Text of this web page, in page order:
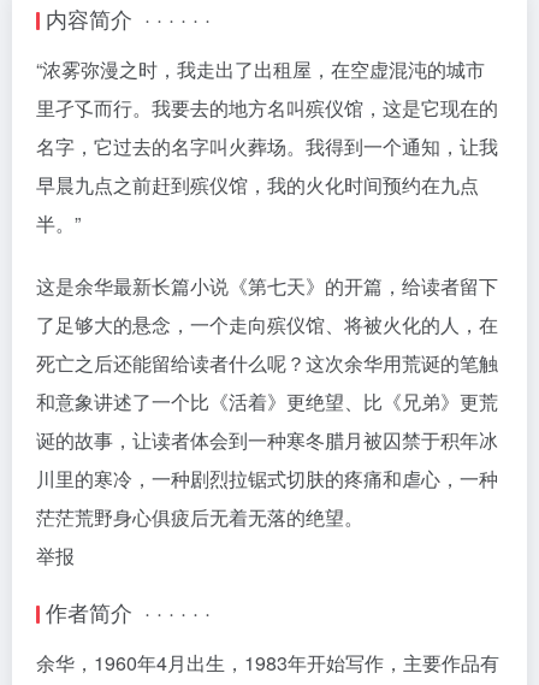
内容简介 · · · · · ·
“浓雾弥漫之时，我走出了出租屋，在空虚混沌的城市
里孑孓而行。我要去的地方名叫殡仪馆，这是它现在的
名字，它过去的名字叫火葬场。我得到一个通知，让我
早晨九点之前赶到殡仪馆，我的火化时间预约在九点
半。”
这是余华最新长篇小说《第七天》的开篇，给读者留下
了足够大的悬念，一个走向殡仪馆、将被火化的人，在
死亡之后还能留给读者什么呢？这次余华用荒诞的笔触
和意象讲述了一个比《活着》更绝望、比《兄弟》更荒
诞的故事，让读者体会到一种寒冬腊月被囚禁于积年冰
川里的寒冷，一种剧烈拉锯式切肤的疼痛和虐心，一种
茫茫荒野身心俱疲后无着无落的绝望。
举报
作者简介 · · · · · ·
余华，1960年4月出生，1983年开始写作，主要作品有